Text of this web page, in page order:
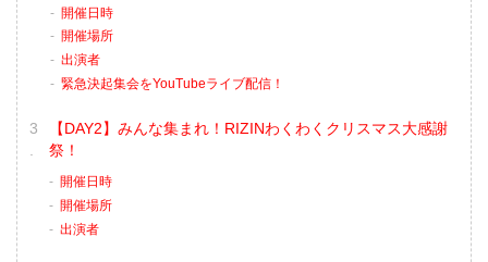
開催日時
開催場所
出演者
緊急決起集会をYouTubeライブ配信！
【DAY2】みんな集まれ！RIZINわくわくクリスマス大感謝
祭！
開催日時
開催場所
出演者